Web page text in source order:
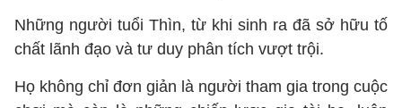
Những người tuổi Thìn, từ khi sinh ra đã sở hữu tố
chất lãnh đạo và tư duy phân tích vượt trội.
Họ không chỉ đơn giản là người tham gia trong cuộc